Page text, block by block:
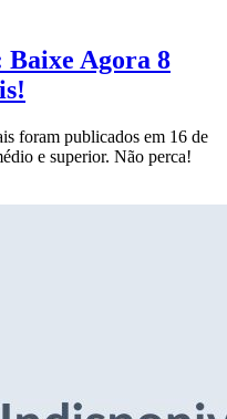
Baixe Agora 8
foram publicados em 16 de
e superior. Não perca!